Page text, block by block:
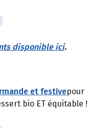
disponible ici.
et festivepour
bio ET équitable !